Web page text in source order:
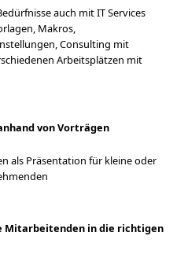
auch mit IT Services
Makros,
Consulting mit
Arbeitsplätzen mit
von Vorträgen
als Präsentation für kleine oder
Mitarbeitenden in die richtigen